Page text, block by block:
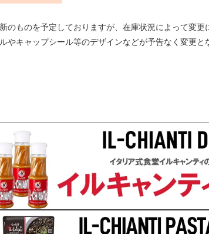
のものを予定しておりますが、在庫状況によって変更
やキャップシール等のデザインなどが予告なく変更と